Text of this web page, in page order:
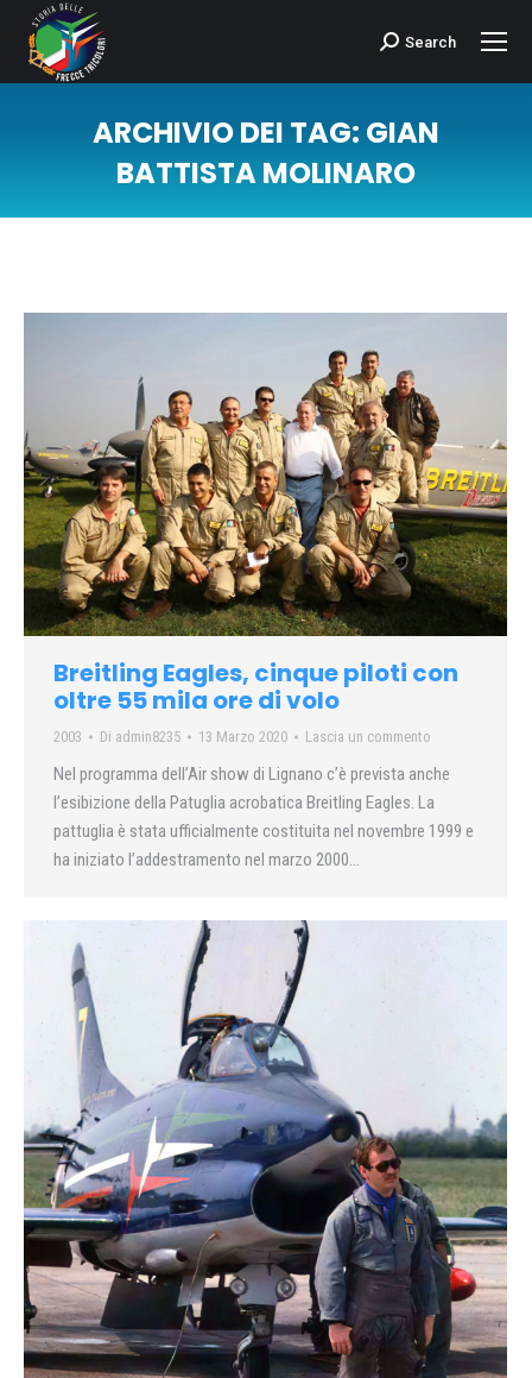
Cerca:Search
ARCHIVIO DEI TAG: GIAN
BATTISTA MOLINARO
Breitling Eagles, cinque piloti con
oltre 55 mila ore di volo
2003 Di admin8235 13 Marzo 2020 Lascia un commento
Nel programma dell’Air show di Lignano c’è prevista anche
l’esibizione della Patuglia acrobatica Breitling Eagles. La
pattuglia è stata ufficialmente costituita nel novembre 1999 e
ha iniziato l’addestramento nel marzo 2000…